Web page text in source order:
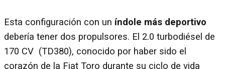
Esta configuración con un índole más deportivo
debería tener dos propulsores. El 2.0 turbodiésel de
170 CV (TD380), conocido por haber sido el
corazón de la Fiat Toro durante su ciclo de vida